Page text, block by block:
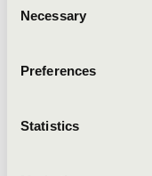
Selection
Necessary
Preferences
Statistics